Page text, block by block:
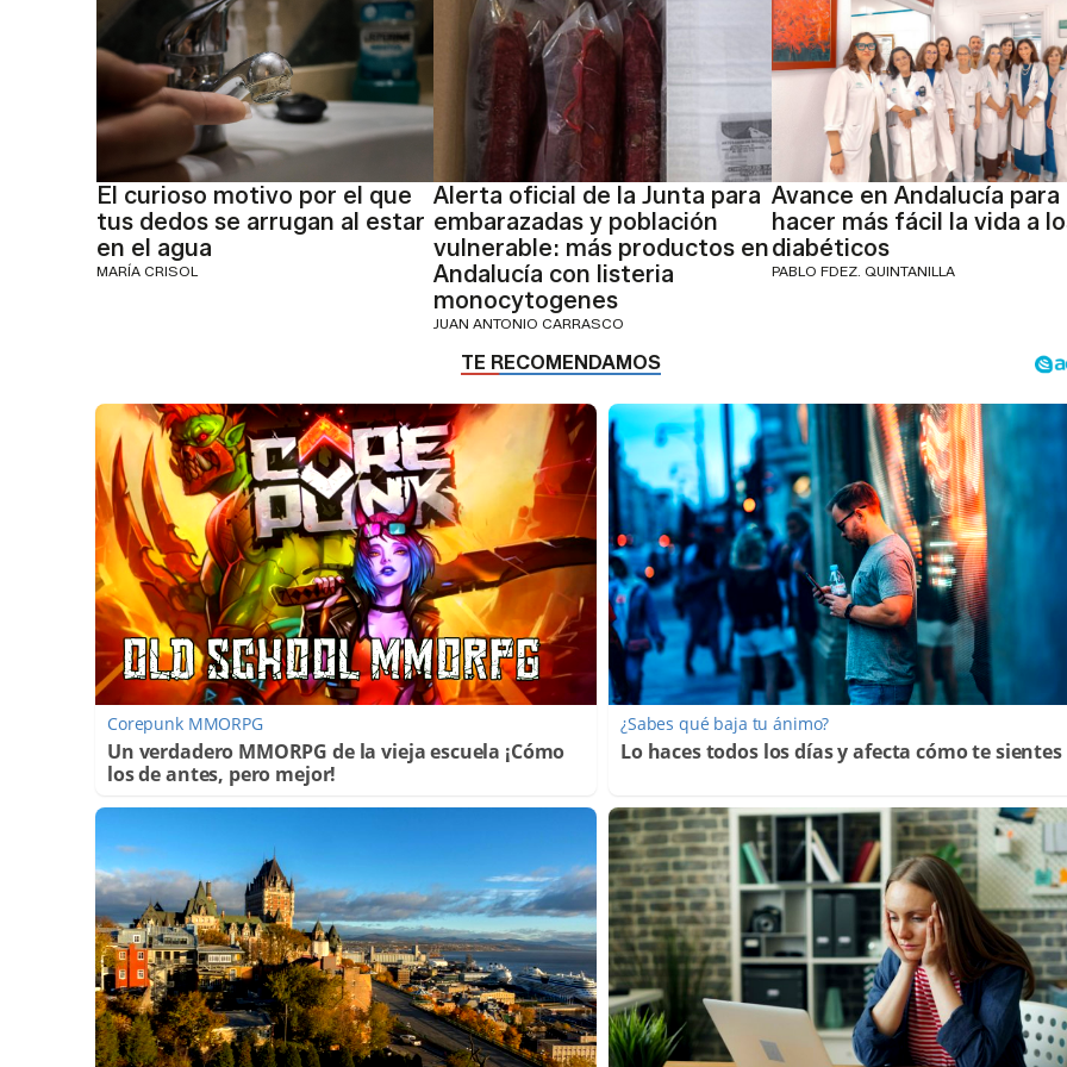
El curioso motivo por el que
tus dedos se arrugan al estar
en el agua
MARÍA CRISOL
Alerta oficial de la Junta para
embarazadas y población
vulnerable: más productos en
Andalucía con listeria
monocytogenes
JUAN ANTONIO CARRASCO
Avance en Andalucía para
hacer más fácil la vida a
diabéticos
PABLO FDEZ. QUINTANILLA
Corepunk MMORPG
Un verdadero MMORPG de la vieja escuela ¡Cómo
los de antes, pero mejor!
¿Sabes qué baja tu ánimo?
Lo haces todos los días y afecta cómo te sientes